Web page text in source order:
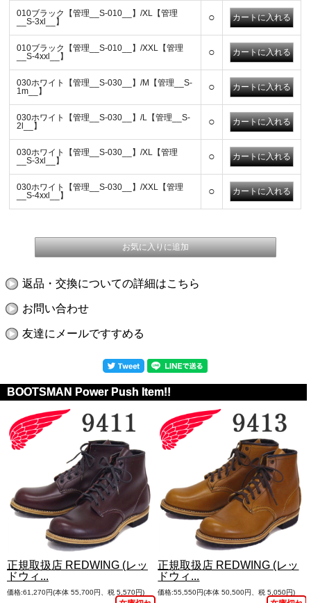
010ブラック【管理__S-010__】/XL【管理
__S-3xl__】
○
010ブラック【管理__S-010__】/XXL【管理
__S-4xxl__】
○
030ホワイト【管理__S-030__】/M【管理__S-
1m__】
○
030ホワイト【管理__S-030__】/L【管理__S-
2l__】
○
030ホワイト【管理__S-030__】/XL【管理
__S-3xl__】
○
030ホワイト【管理__S-030__】/XXL【管理
__S-4xxl__】
○
返品・交換についての詳細はこちら
お問い合わせ
友達にメールですすめる
BOOTSMAN Power Push Item!!
正規取扱店 REDWING (レッ
ドウィ...
価格:61,270円(本体 55,700円、税 5,570円)
正規取扱店 REDWING (レッ
ドウィ...
価格:55,550円(本体 50,500円、税 5,050円)